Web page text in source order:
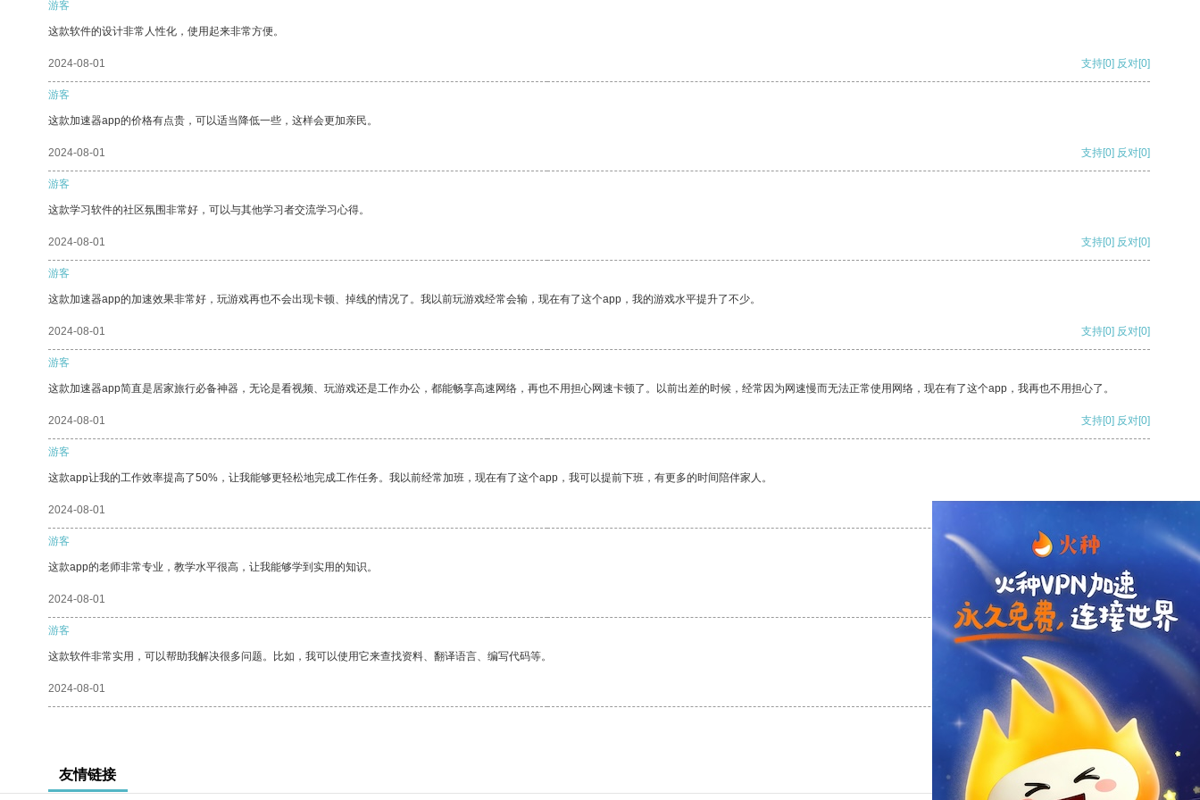
游客
这款软件的设计非常人性化，使用起来非常方便。
2024-08-01 支持[0] 反对[0]
游客
这款加速器app的价格有点贵，可以适当降低一些，这样会更加亲民。
2024-08-01 支持[0] 反对[0]
游客
这款学习软件的社区氛围非常好，可以与其他学习者交流学习心得。
2024-08-01 支持[0] 反对[0]
游客
这款加速器app的加速效果非常好，玩游戏再也不会出现卡顿、掉线的情况了。我以前玩游戏经常会输，现在有了这个app，我的游戏水平提升了不少。
2024-08-01 支持[0] 反对[0]
游客
这款加速器app简直是居家旅行必备神器，无论是看视频、玩游戏还是工作办公，都能畅享高速网络，再也不用担心网速卡顿了。以前出差的时候，经常因为网速慢而无法正常使用网络，现在有了这个app，我再也不用担心了。
2024-08-01 支持[0] 反对[0]
游客
这款app让我的工作效率提高了50%，让我能够更轻松地完成工作任务。我以前经常加班，现在有了这个app，我可以提前下班，有更多的时间陪伴家人。
2024-08-01
游客
这款app的老师非常专业，教学水平很高，让我能够学到实用的知识。
2024-08-01 支持 [0] 反对 [0]
游客
这款软件非常实用，可以帮助我解决很多问题。比如，我可以使用它来查找资料、翻译语言、编写代码等。
2024-08-01 支持
友情链接